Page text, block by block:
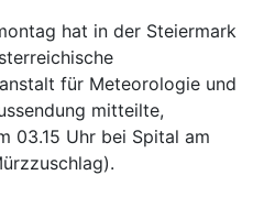
hat in der Steiermark
für Meteorologie und
mitteilte,
03.15 Uhr bei Spital am